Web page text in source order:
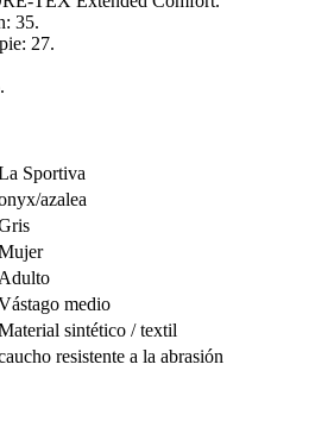
35.
27.
Sportiva
azalea
Adulto
medio
sintético / textil
resistente a la abrasión